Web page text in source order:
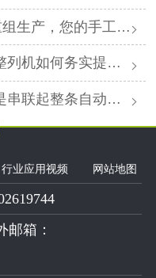
成为供应链响应赛跑中的“绊马索”？
务实提升产线效能
化产线的“高效关节”。
行业应用视频 网站地图
邮箱：